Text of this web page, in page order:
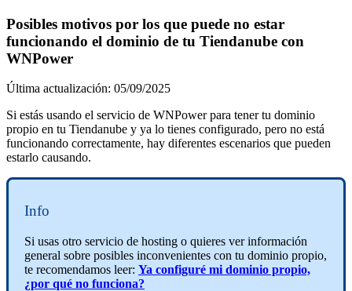
Posibles motivos por los que puede no estar
funcionando el dominio de tu Tiendanube con
WNPower
Última actualización: 05/09/2025
Si estás usando el servicio de WNPower para tener tu dominio
propio en tu Tiendanube y ya lo tienes configurado, pero no está
funcionando correctamente, hay diferentes escenarios que pueden
estarlo causando.
Info
Si usas otro servicio de hosting o quieres ver información
general sobre posibles inconvenientes con tu dominio propio,
te recomendamos leer: Ya configuré mi dominio propio,
¿por qué no funciona?